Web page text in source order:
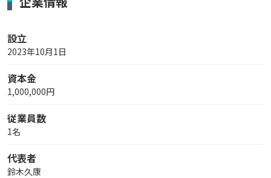
設立
2023年10月1日
資本金
1,000,000円
従業員数
1名
代表者
鈴木久康